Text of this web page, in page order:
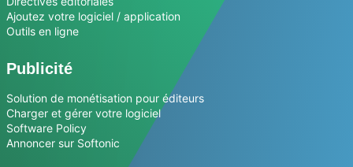
Ajoutez votre logiciel / application
Outils en ligne
Publicité
Solution de monétisation pour éditeurs
Charger et gérer votre logiciel
Software Policy
Annoncer sur Softonic